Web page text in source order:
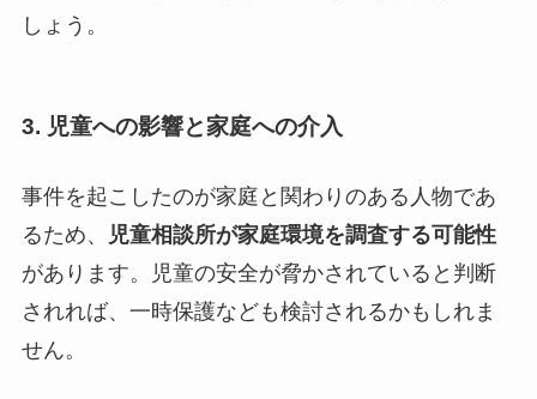
しょう。
3. 児童への影響と家庭への介入
事件を起こしたのが家庭と関わりのある人物であ
るため、
児童相談所が家庭環境を調査する可能性
があります。児童の安全が脅かされていると判断
されれば、一時保護なども検討されるかもしれま
せん。